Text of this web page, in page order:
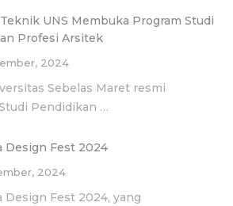
UNS Membuka Program Studi
Profesi Arsitek
2024
Sebelas Maret resmi
Pendidikan …
Design Fest 2024
2024
Design Fest 2024, yang